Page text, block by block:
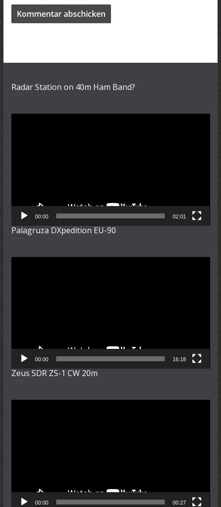
Radar Station on 40m Ham Band?
00:00 02:01
Palagruza DXpedition EU-90
00:00 16:18
Zeus SDR ZS-1 CW 20m
00:00 00:27